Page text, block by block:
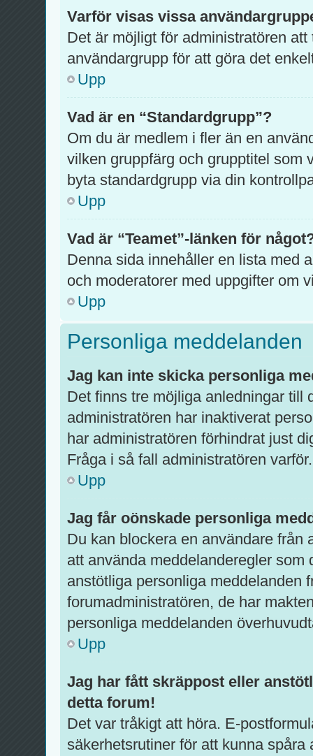
Varför visas vissa
Det är möjligt för administratören
användargrupp för att göra det
Upp
Vad är en “Standardgrupp”?
Om du är medlem i fler än en
vilken gruppfärg och grupptitel som
byta standardgrupp via din
Upp
Vad är “Teamet”-länken för
Denna sida innehåller en lista med
och moderatorer med uppgifter om
Upp
Personliga meddelanden
Jag kan inte skicka personliga
Det finns tre möjliga anledningar till
administratören har inaktiverat
har administratören förhindrat just
Fråga i så fall administratören varför.
Upp
Jag får oönskade personliga
Du kan blockera en användare från
att använda meddelanderegler
anstötliga personliga meddelanden
forumadministratören, de har
personliga meddelanden
Upp
Jag har fått skräppost eller
detta forum!
Det var tråkigt att höra. E-
säkerhetsrutiner för att kunna